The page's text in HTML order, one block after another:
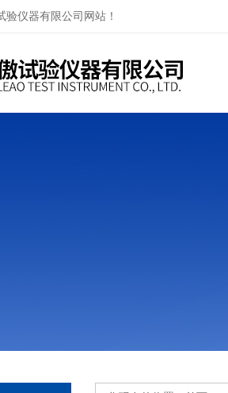
仪器有限公司网站！